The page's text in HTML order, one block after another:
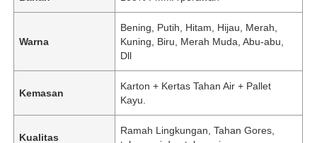
Warna
Bening, Putih, Hitam, Hijau, Merah,
Kuning, Biru, Merah Muda, Abu-abu,
Dll
Kemasan
Karton + Kertas Tahan Air + Pallet
Kayu.
Kualitas
Ramah Lingkungan, Tahan Gores,